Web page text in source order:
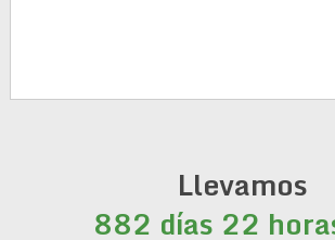
Llevamos
882 días 22